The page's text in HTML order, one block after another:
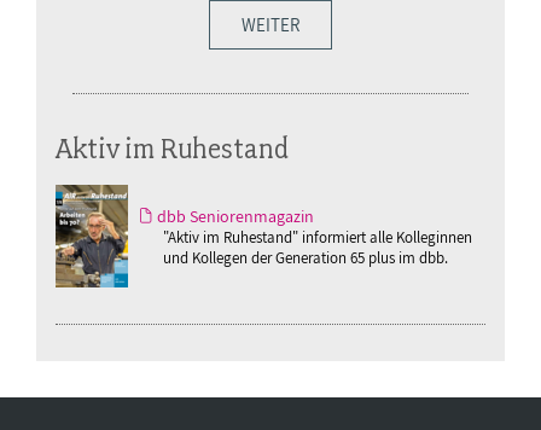
WEITER
Aktiv im Ruhestand
dbb Seniorenmagazin
"Aktiv im Ruhestand" informiert alle Kolleginnen
und Kollegen der Generation 65 plus im dbb.